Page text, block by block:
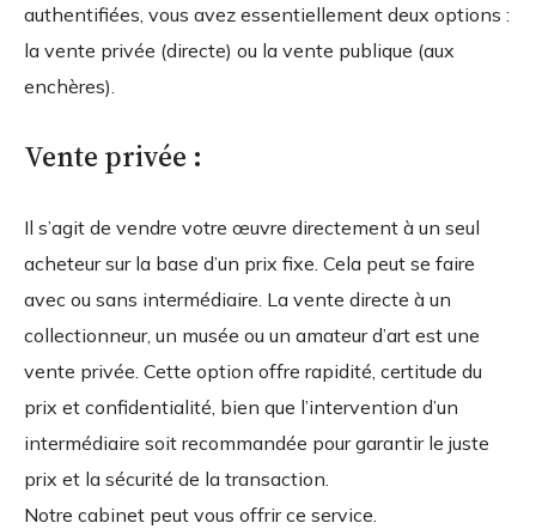
authentifiées, vous avez essentiellement deux options :
la vente privée (directe) ou la vente publique (aux
enchères).
Vente privée :
Il s’agit de vendre votre œuvre directement à un seul
acheteur sur la base d’un prix fixe. Cela peut se faire
avec ou sans intermédiaire. La vente directe à un
collectionneur, un musée ou un amateur d’art est une
vente privée. Cette option offre rapidité, certitude du
prix et confidentialité, bien que l’intervention d’un
intermédiaire soit recommandée pour garantir le juste
prix et la sécurité de la transaction.
Notre cabinet peut vous offrir ce service.